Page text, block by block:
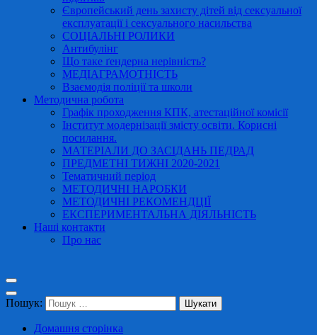
Європейський день захисту дітей від сексуальної
експлуатації і сексуального насильства
СОЦІАЛЬНІ РОЛИКИ
Антибулінг
Що таке ґендерна нерівність?
МЕДІАГРАМОТНІСТЬ
Взаємодія поліції та школи
Методична робота
Графік проходження КПК, атестаційної комісії
Інститут модернізації змісту освіти. Корисні
посилання.
МАТЕРІАЛИ ДО ЗАСІДАНЬ ПЕДРАД
ПРЕДМЕТНІ ТИЖНІ 2020-2021
Тематичний період
МЕТОДИЧНІ НАРОБКИ
МЕТОДИЧНІ РЕКОМЕНДЦІЇ
ЕКСПЕРИМЕНТАЛЬНА ДІЯЛЬНІСТЬ
Наші контакти
Про нас
Пошук:
Домашня сторінка